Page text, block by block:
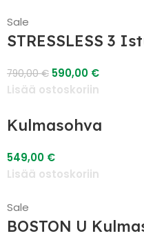
Sale
STRESSLESS 3
790,00€ 590,00 €
Lisää ostoskoriin
Kulmasohva
549,00 €
Lisää ostoskoriin
Sale
BOSTON U